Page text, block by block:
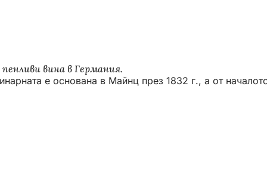
вина в Германия.
е основана в Майнц през 1832 г., а от